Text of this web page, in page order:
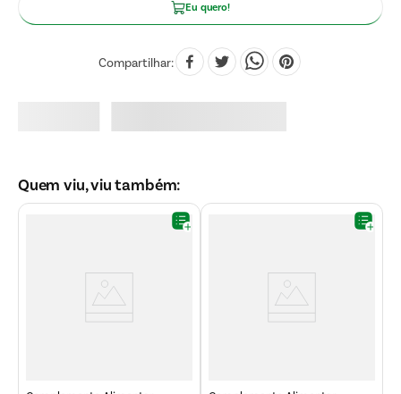
Eu quero!
Compartilhar
Quem viu, viu também: